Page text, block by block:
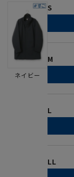
ネイビー
S
M
L
LL